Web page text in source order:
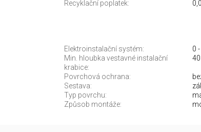
Recyklační poplatek:
Elektroinstalační systém:
0
Min. hloubka vestavné instalační
krabice:
Povrchová ochrana:
Sestava:
Typ povrchu:
Způsob montáže: